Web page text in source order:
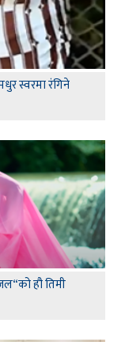
स्वरमा रंगिने
हौ तिमी